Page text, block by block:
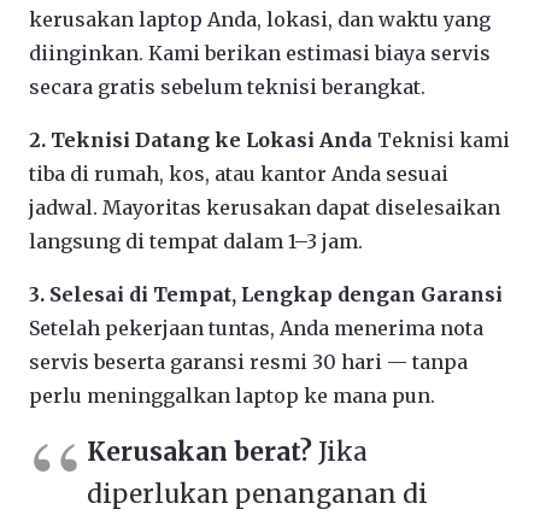
kerusakan laptop Anda, lokasi, dan waktu yang
diinginkan. Kami berikan estimasi biaya servis
secara gratis sebelum teknisi berangkat.
2. Teknisi Datang ke Lokasi Anda Teknisi kami
tiba di rumah, kos, atau kantor Anda sesuai
jadwal. Mayoritas kerusakan dapat diselesaikan
langsung di tempat dalam 1–3 jam.
3. Selesai di Tempat, Lengkap dengan Garansi
Setelah pekerjaan tuntas, Anda menerima nota
servis beserta garansi resmi 30 hari — tanpa
perlu meninggalkan laptop ke mana pun.
Kerusakan berat? Jika
diperlukan penanganan di